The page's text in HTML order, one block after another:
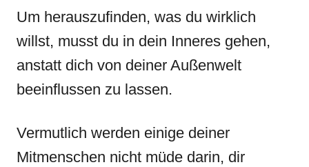
Um herauszufinden, was du wirklich
willst, musst du in dein Inneres gehen,
anstatt dich von deiner Außenwelt
beeinflussen zu lassen.
Vermutlich werden einige deiner
Mitmenschen nicht müde darin, dir